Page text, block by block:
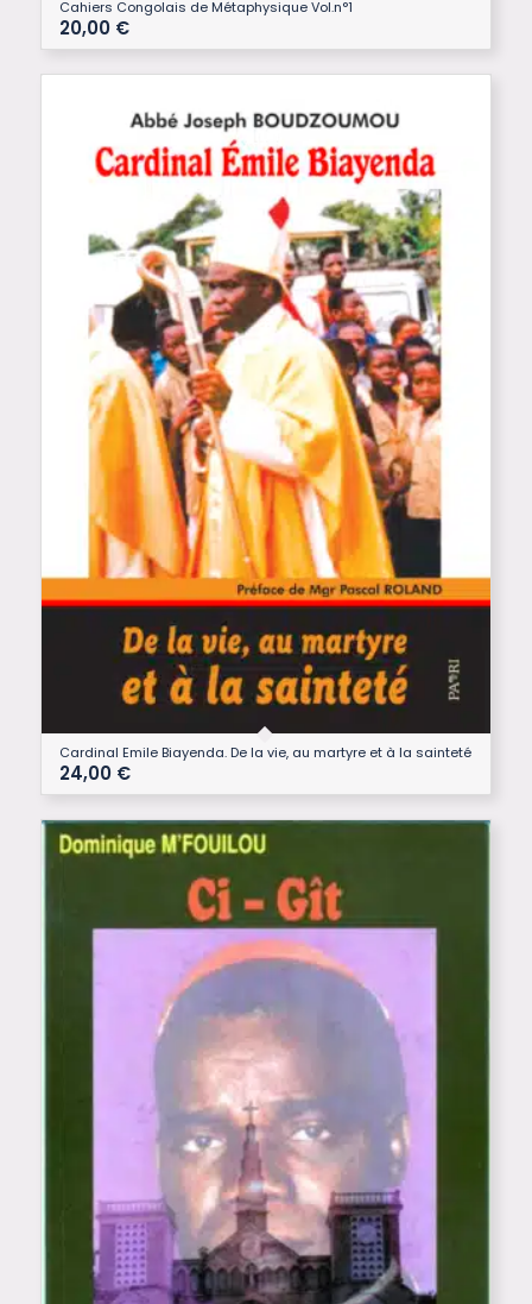
Cahiers Congolais de Métaphysique Vol.n°1
20,00 €
Cardinal Emile Biayenda. De la vie, au martyre et à la sainteté
24,00 €